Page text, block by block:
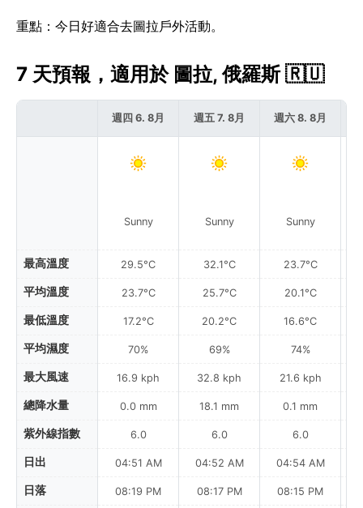
重點：今日好適合去圖拉戶外活動。
7 天預報，適用於 圖拉, 俄羅斯 🇷🇺
最高溫度
平均溫度
最低溫度
平均濕度
最大風速
總降水量
紫外線指數
日出
日落
週四 6. 8月
Sunny
29.5°C
23.7°C
17.2°C
70%
16.9 kph
0.0 mm
6.0
04:51 AM
08:19 PM
週五 7. 8月
Sunny
32.1°C
25.7°C
20.2°C
69%
32.8 kph
18.1 mm
6.0
04:52 AM
08:17 PM
週六 8. 8月
Sunny
23.7°C
20.1°C
16.6°C
74%
21.6 kph
0.1 mm
6.0
04:54 AM
08:15 PM